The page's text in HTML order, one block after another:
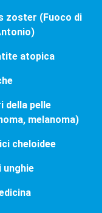
zoster (Fuoco di
atopica
della pelle
melanoma)
cheloidee
unghie